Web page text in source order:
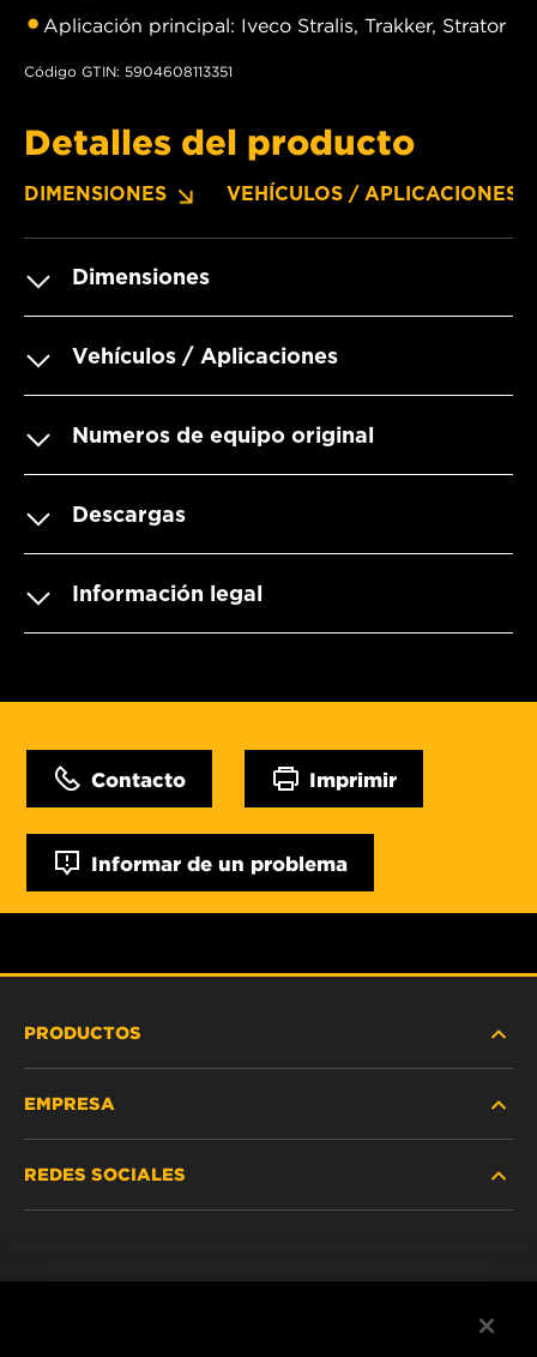
Aplicación principal: Iveco Stralis, Trakker, Strator
Código GTIN: 5904608113351
Detalles del producto
DIMENSIONES VEHÍCULOS / APLICACIONES
Dimensiones
Vehículos / Aplicaciones
Numeros de equipo original
Descargas
Información legal
Contacto Imprimir
Informar de un problema
PRODUCTOS
VEHÍCULOS LIVIANOS Y COMERCIALES
EMPRESA
REDES SOCIALES